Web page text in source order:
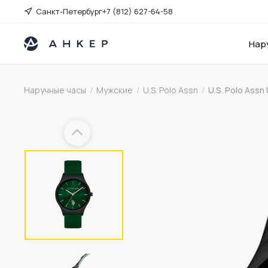
Санкт-Петербург+7 (812) 627-64-58
Наручные часы / Мужские / U.S. Polo Assn / U.S. Polo Assn
Previous